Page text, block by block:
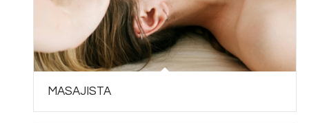
MASAJISTA